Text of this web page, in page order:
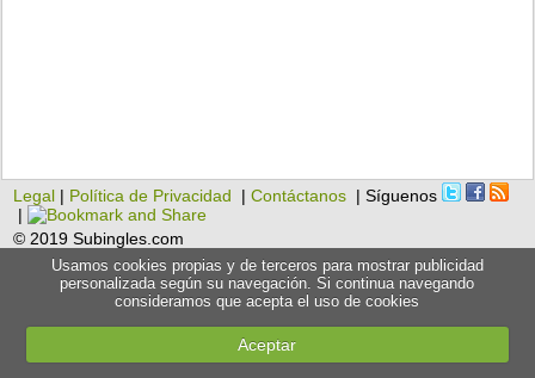
Legal | Política de Privacidad |Contáctanos | Síguenos
|
© 2019 Subingles.com
Usamos cookies propias y de terceros para mostrar publicidad
personalizada según su navegación. Si continua navegando
consideramos que acepta el uso de cookies
Aceptar